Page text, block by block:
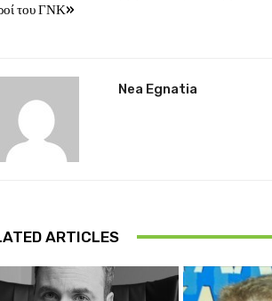
του ΓΝΚ»
Nea Egnatia
ARTICLES